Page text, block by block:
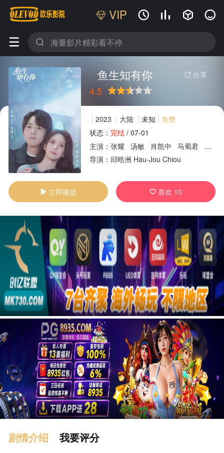
VIP    
 
 分享
鱼生知有你
4.5
很差较差还行推荐力荐
2023 大陆 未知
免费
状态： 完结/ 07-01
主演： 张耀 汤敏 肖凯中 马蜀君
范晓
导演： 邱晧洲 Hau-Jou Chiou
 立即播放  喜欢 10
广告
剧情介绍 我要评分